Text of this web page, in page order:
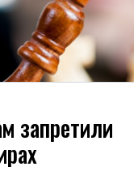
запретили